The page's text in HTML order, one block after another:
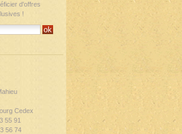
d'offres
!
Cedex
55 91
56 74